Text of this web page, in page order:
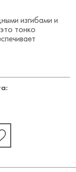
изгибами и
тонко